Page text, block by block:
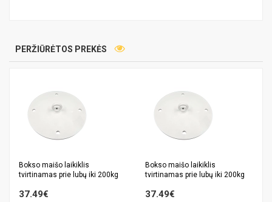
PERŽIŪRĖTOS PREKĖS
Bokso maišo laikiklis
tvirtinamas prie lubų iki 200kg
37.49€
Bokso maišo laikiklis
tvirtinamas prie lubų iki 200kg
37.49€